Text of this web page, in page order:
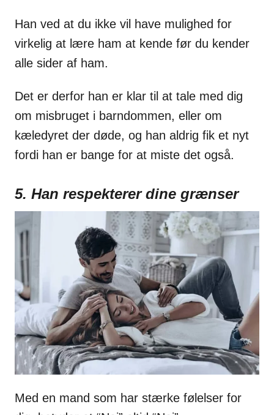
Han ved at du ikke vil have mulighed for
virkelig at lære ham at kende før du kender
alle sider af ham.
Det er derfor han er klar til at tale med dig
om misbruget i barndommen, eller om
kæledyret der døde, og han aldrig fik et nyt
fordi han er bange for at miste det også.
5. Han respekterer dine grænser
Med en mand som har stærke følelser for